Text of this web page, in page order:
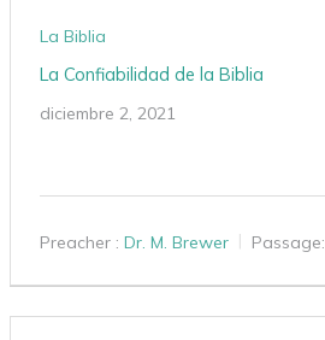
La Biblia
La Confiabilidad de la Biblia
diciembre 2, 2021
Preacher : Dr. M. Brewer Passage: